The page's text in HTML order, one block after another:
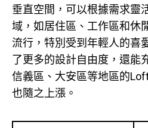
垂直空間，可以根據需求靈
域，如居住區、工作區和休
流行，特別受到年輕人的喜
了更多的設計自由度，還能
信義區、大安區等地區的
也隨之上漲。